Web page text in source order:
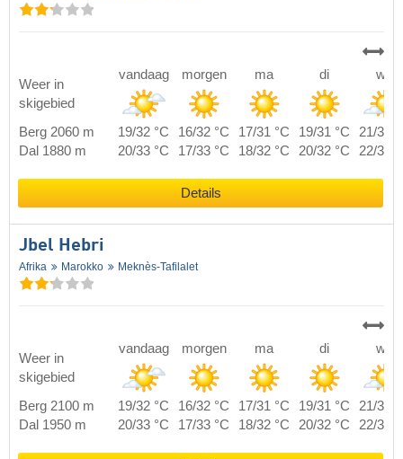
Weer in
skigebied
vandaag morgen ma di wo
Berg 2060 m 19/32 °C 16/32 °C 17/31 °C 19/31 °C
21/33
Dal 1880 m
20/33 °C 17/33 °C 18/32 °C 20/32 °C 22/34
Details
Jbel Hebri
Afrika Marokko Meknès-Tafilalet
Weer in
skigebied
vandaag morgen ma di wo
Berg 2100 m 19/32 °C 16/32 °C 17/31 °C 19/31 °C
21/33
Dal 1950 m
20/33 °C 17/33 °C 18/32 °C 20/32 °C 22/34